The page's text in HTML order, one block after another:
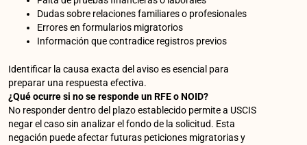
Dudas sobre relaciones familiares o profesionales
Errores en formularios migratorios
Información que contradice registros previos
Identificar la causa exacta del aviso es esencial para
preparar una respuesta efectiva.
¿Qué ocurre si no se responde un RFE o NOID?
No responder dentro del plazo establecido permite a USCIS
negar el caso sin analizar el fondo de la solicitud. Esta
negación puede afectar futuras peticiones migratorias y